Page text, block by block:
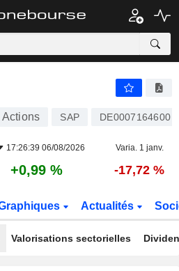
Actions SAP DE0007164600
17:26:39 06/08/2026 Varia. 1 janv.
+0,99 % -17,72 %
Actualités
Valorisations sectorielles